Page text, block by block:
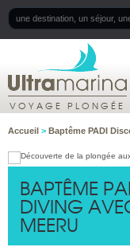
VOYAGE PLONGÉE
Accueil > Baptême PADI
BAPTÊME
DIVING
MEERU